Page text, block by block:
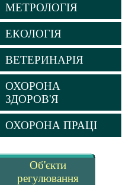
МЕТРОЛОГІЯ
ЕКОЛОГІЯ
ВЕТЕРИНАРІЯ
ОХОРОНА
ЗДОРОВ'Я
ОХОРОНА ПРАЦІ
Об'єкти
регулювання